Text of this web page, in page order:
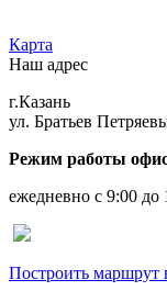
Карта
Наш адрес
г.Казань
ул. Братьев
Режим работы
ежедневно с 9:00 до
Построить маршрут